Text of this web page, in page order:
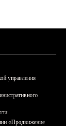
управления
«Продвижение